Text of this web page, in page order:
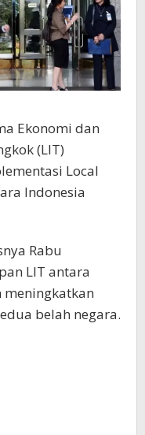
Ekonomi dan
(LIT)
Local
Indonesia
Rabu
LIT antara
meningkatkan
belah negara.